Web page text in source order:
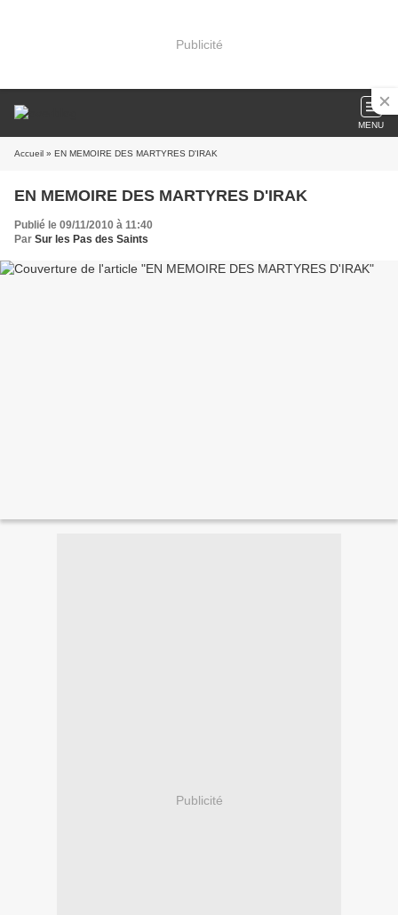
Publicité
MENU
Accueil » EN MEMOIRE DES MARTYRES D'IRAK
EN MEMOIRE DES MARTYRES D'IRAK
Publié le 09/11/2010 à 11:40
Par Sur les Pas des Saints
Publicité